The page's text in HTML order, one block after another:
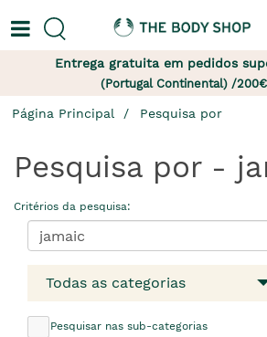
Entrega gratuita em pedidos
(Portugal Continental) /
Página Principal Pesquisa por
Pesquisa por -
Critérios da pesquisa:
Todas as categorias
Pesquisar nas sub-categorias